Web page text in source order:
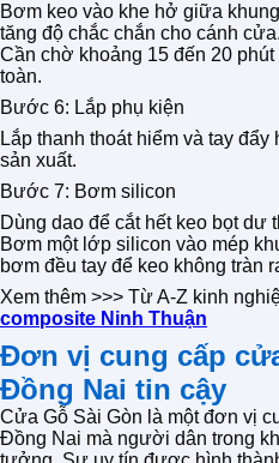
Bơm keo vào khe hở giữa
tăng độ chắc chắn cho cánh cửa.
Cần chờ khoảng 15 đến 20
toàn.
Bước 6: Lắp phụ kiện
Lắp thanh thoát hiểm và tay
sản xuất.
Bước 7: Bơm silicon
Dùng dao để cắt hết keo bọt dư
Bơm một lớp silicon vào mép
bơm đều tay để keo không tràn
Xem thêm >>> Từ A-Z kinh
composite Ninh Thuận
Đơn vị cung cấp
Đồng Nai tin cậy
Cửa Gỗ Sài Gòn là một đơn vị
Đồng Nai mà người dân trong